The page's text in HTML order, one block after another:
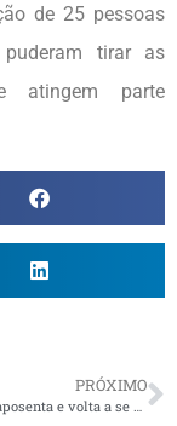
de 25 pessoas
tirar as
atingem parte
PRÓXIMO
Associado se aposenta e volta a se dedicar às Artes Plásticas